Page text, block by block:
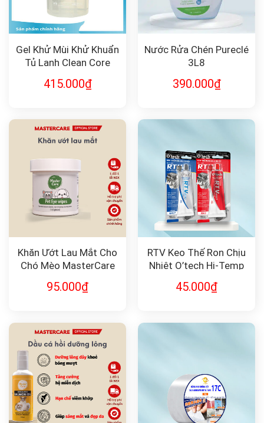
Gel Khử Mùi Khử Khuẩn
Tủ Lạnh Clean Core
415.000₫
Nước Rửa Chén Pureclé
3L8
390.000₫
Khăn Ướt Lau Mắt Cho
Chó Mèo MasterCare
95.000₫
RTV Keo Thế Ron Chịu
Nhiệt O’tech Hi-Temp
45.000₫